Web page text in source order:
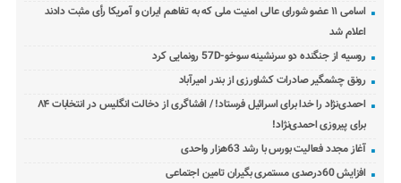
اسامی ۱۱ عضو شورای عالی امنیت ملی که به تفاهم ایران و آمریکا رأی مثبت دادند
اعلام شد
روسیه از جنگنده دو سرنشینه سوخو-57D رونمایی کرد
رونق چشمگیر صادرات کشاورزی از بندر امیرآباد
احمدی‌نژاد را خدا برای اسرائیل فرستاد! / افشاگری از دخالت انگلیس در انتخابات ۸۴
برای پیروزی احمدی‌نژاد!
آغاز مجدد فعالیت بورس با رشد 63هزار واحدی
افزایش 60درصدی مستمری بگیران تامین اجتماعی